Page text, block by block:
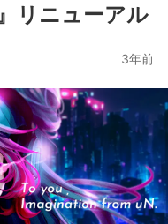
リニューアル
3年前